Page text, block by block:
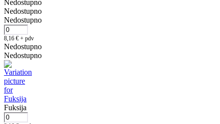
Nedostupno
Nedostupno
Nedostupno
8,16 € + pdv
Nedostupno
Nedostupno
Fuksija